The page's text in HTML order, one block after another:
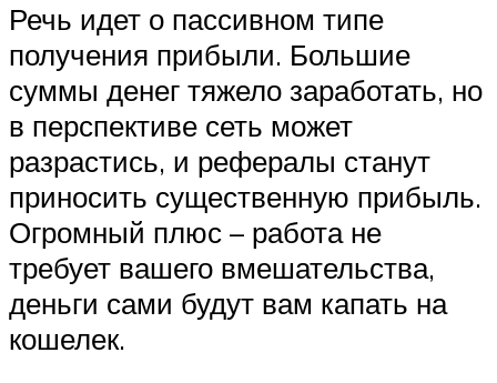
Речь идет о пассивном типе
получения прибыли. Большие
суммы денег тяжело заработать, но
в перспективе сеть может
разрастись, и рефералы станут
приносить существенную прибыль.
Огромный плюс – работа не
требует вашего вмешательства,
деньги сами будут вам капать на
кошелек.